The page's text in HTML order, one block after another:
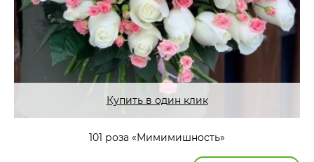
Купить в один клик
101 роза «Мимимишность»